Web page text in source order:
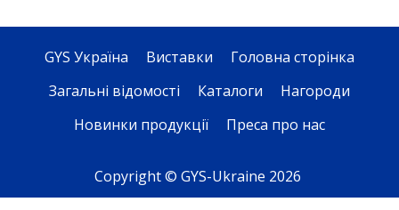
GYS Україна Виставки
Головна сторінка
Загальні відомості
Каталоги
Нагороди
Новинки продукції
Преса про нас
Copyright © GYS-Ukraine 2026